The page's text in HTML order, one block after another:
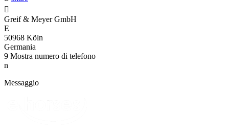

Greif & Meyer GmbH
E
50968 Köln
Germania
9 Mostra numero di telefono
n
Messaggio